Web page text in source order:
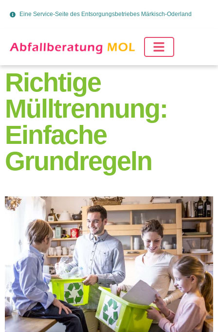
Eine Service-Seite des Entsorgungsbetriebes Märkisch-Oderland
Richtige
Mülltrennung:
Einfache
Grundregeln